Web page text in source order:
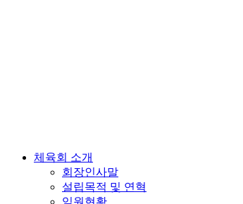
체육회 소개
회장인사말
설립목적 및 연혁
임원현황